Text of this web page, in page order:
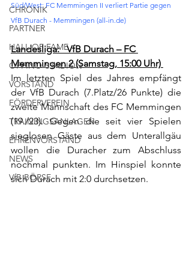
CHRONIK
PARTNER
HALL OF FAME
OFFINO-STADION
VORSTAND
FÖRDERVEREIN
TRAININGSANLAGEN
EHRENVORSTAND
NEWS
VfB BÖRSE
Süd/West: FC Memmingen II verliert Partie gegen
VfB Durach - Memmingen (all-in.de)
Landesliga:   VfB Durach – FC
Memmingen 2 (Samstag, 15:00 Uhr)
Im letzten Spiel des Jahres empfängt
der VfB Durach (7.Platz/26 Punkte) die
zweite Mannschaft des FC Memmingen
(19./23). Gegen die seit vier Spielen
sieglosen Gäste aus dem Unterallgäu
wollen die Duracher zum Abschluss
nochmal punkten. Im Hinspiel konnte
sich Durach mit 2:0 durchsetzen.